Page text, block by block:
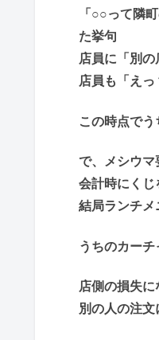
「○○って隣
た挙句
店員に「別
店員も「え
この時点で
で、メシウマ
会計時にくじ
結局ランチメ
うちのカー
店側の損失
別の人の注